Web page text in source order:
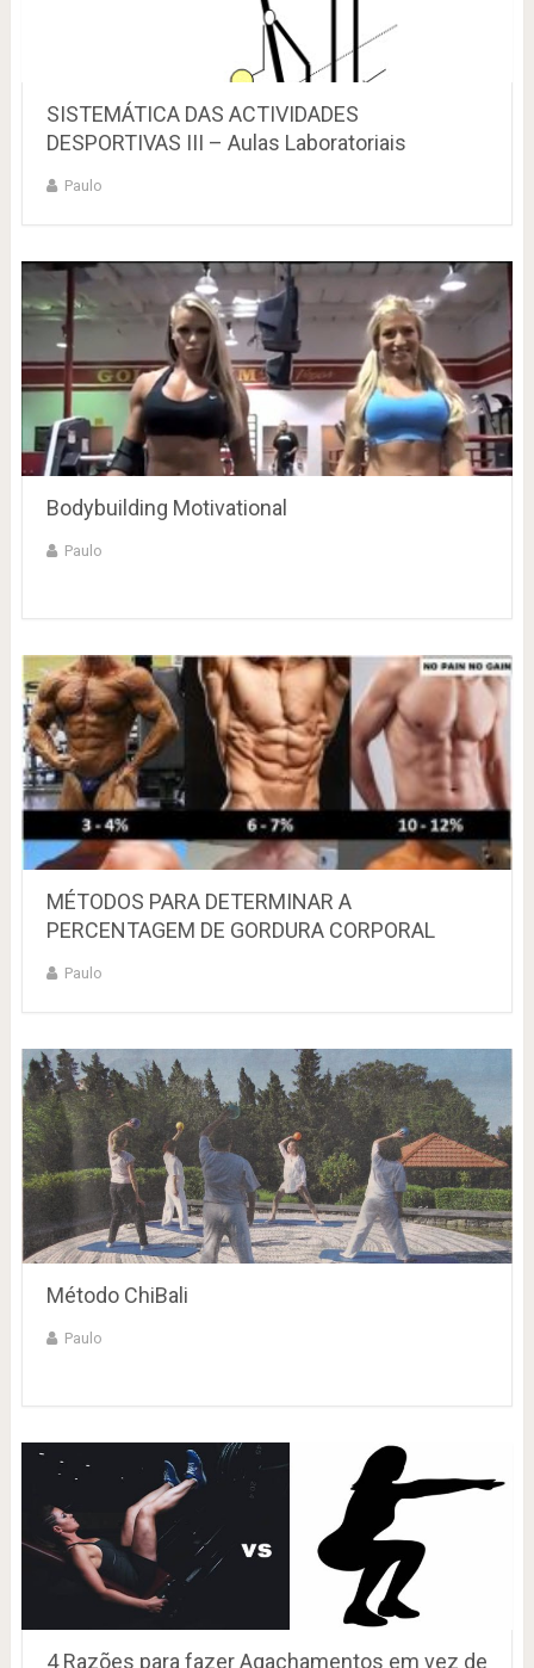
SISTEMÁTICA DAS ACTIVIDADES
DESPORTIVAS III – Aulas Laboratoriais
Paulo
Bodybuilding Motivational
Paulo
MÉTODOS PARA DETERMINAR A
PERCENTAGEM DE GORDURA CORPORAL
Paulo
Método ChiBali
Paulo
4 Razões para fazer Agachamentos em vez de